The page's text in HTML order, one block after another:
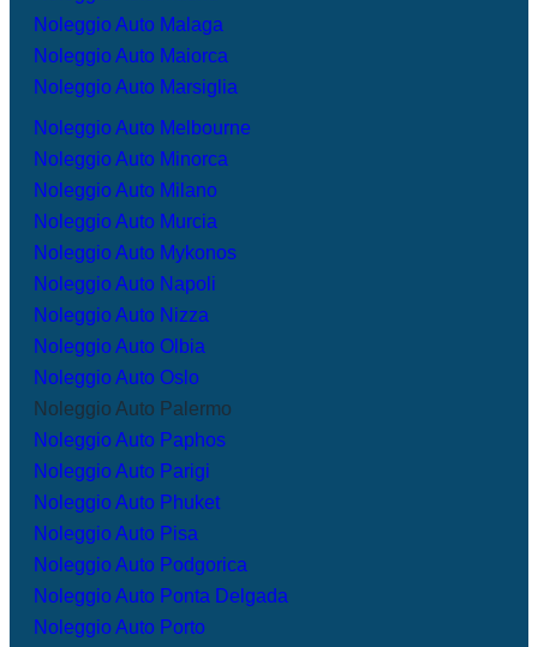
Noleggio Auto Malaga
Noleggio Auto Maiorca
Noleggio Auto Marsiglia
Noleggio Auto Melbourne
Noleggio Auto Minorca
Noleggio Auto Milano
Noleggio Auto Murcia
Noleggio Auto Mykonos
Noleggio Auto Napoli
Noleggio Auto Nizza
Noleggio Auto Olbia
Noleggio Auto Oslo
Noleggio Auto Palermo
Noleggio Auto Paphos
Noleggio Auto Parigi
Noleggio Auto Phuket
Noleggio Auto Pisa
Noleggio Auto Podgorica
Noleggio Auto Ponta Delgada
Noleggio Auto Porto